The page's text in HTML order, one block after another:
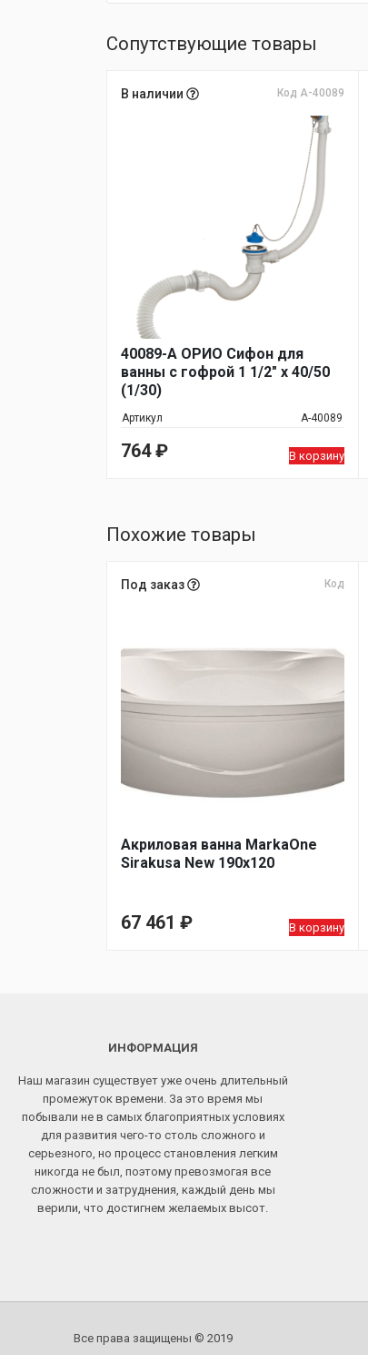
Сопутствующие товары
В наличии Код А-40089
40089-А ОРИО Сифон для
ванны с гофрой 1 1/2" х 40/50
(1/30)
Артикул А-40089
764₽ В корзину
Похожие товары
Под заказ Код
Акриловая ванна MarkaOne
Sirakusa New 190х120
67 461 ₽ В корзину
ИНФОРМАЦИЯ
Наш магазин существует уже очень длительный
промежуток времени. За это время мы
побывали не в самых благоприятных условиях
для развития чего-то столь сложного и
серьезного, но процесс становления легким
никогда не был, поэтому превозмогая все
сложности и затруднения, каждый день мы
верили, что достигнем желаемых высот.
Все права защищены © 2019